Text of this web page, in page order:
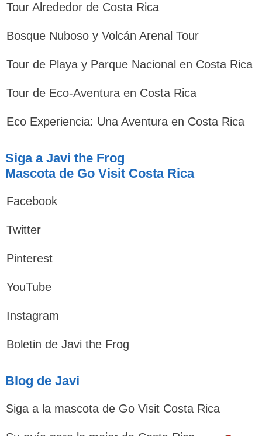
Tour Alrededor de Costa Rica
Bosque Nuboso y Volcán Arenal Tour
Tour de Playa y Parque Nacional en Costa Rica
Tour de Eco-Aventura en Costa Rica
Eco Experiencia: Una Aventura en Costa Rica
Siga a Javi the Frog
Mascota de Go Visit Costa Rica
Facebook
Twitter
Pinterest
YouTube
Instagram
Boletin de Javi the Frog
Blog de Javi
Siga a la mascota de Go Visit Costa Rica